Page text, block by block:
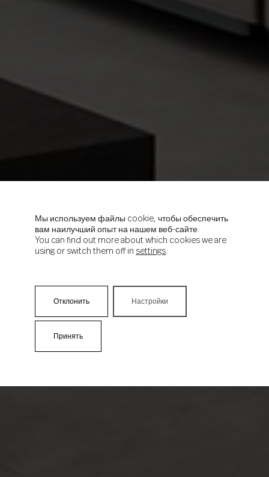
Мы используем файлы cookie, чтобы обеспечить
вам наилучший опыт на нашем веб-сайте.
You can find out more about which cookies we are
using or switch them off in settings
Принять
Отклонить Настройки